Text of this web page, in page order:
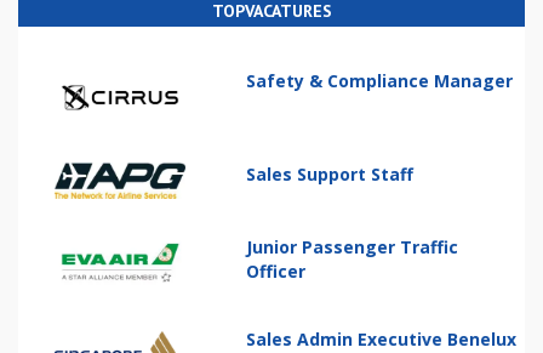
TOPVACATURES
Safety & Compliance Manager
Sales Support Staff
Junior Passenger Traffic
Officer
Sales Admin Executive Benelux